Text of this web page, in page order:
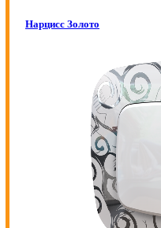
Нарцисс Золото